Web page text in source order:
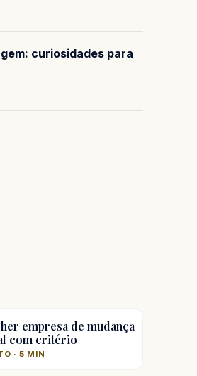
curiosidades para
empresa de mudança
com critério
· 5 MIN